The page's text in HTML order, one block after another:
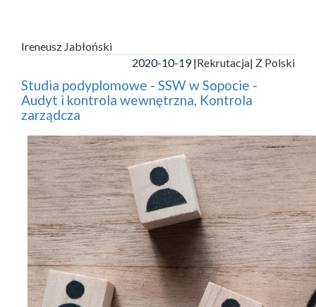
Ireneusz Jabłoński
2020-10-19 |Rekrutacja| Z Polski
Studia podyplomowe - SSW w Sopocie -
Audyt i kontrola wewnętrzna, Kontrola
zarządcza